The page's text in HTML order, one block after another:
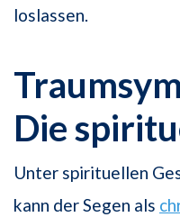
loslassen.
Die
Unter spirituellen
kann der Segen als